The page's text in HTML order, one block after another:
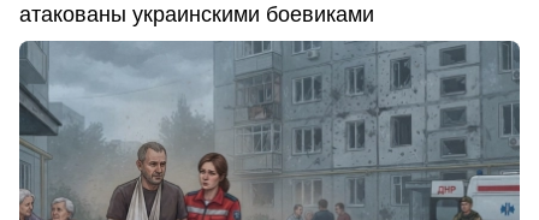
атакованы украинскими боевиками